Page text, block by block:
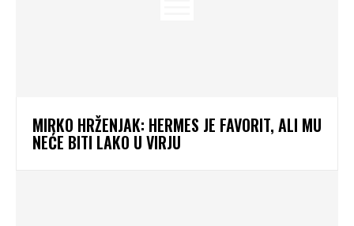
MIRKO HRŽENJAK: HERMES JE FAVORIT, ALI MU
NEĆE BITI LAKO U VIRJU